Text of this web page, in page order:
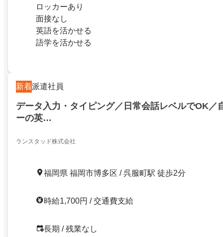
ロッカーあり
面接なし
英語を活かせる
語学を活かせる
新着派遣社員
データ入力・タイピング／日常会話レベルでOK／
ーの英…
ランスタッド株式会社
福岡県 福岡市博多区 / 呉服町駅 徒歩2分
時給1,700円 / 交通費支給
長期 / 残業なし